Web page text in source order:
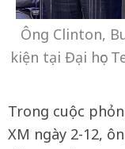
Ông Clinton,
kiện tại Đại học
Trong cuộc
XM ngày 2-12,